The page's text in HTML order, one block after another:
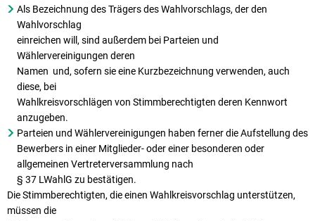
Als Bezeichnung des Trägers des Wahlvorschlags, der den
Wahlvorschlag
einreichen will, sind außerdem bei Parteien und
Wählervereinigungen deren
Namen und, sofern sie eine Kurzbezeichnung verwenden, auch
diese, bei
Wahlkreisvorschlägen von Stimmberechtigten deren Kennwort
anzugeben.
Parteien und Wählervereinigungen haben ferner die Aufstellung des
Bewerbers in einer Mitglieder- oder einer besonderen oder
allgemeinen Vertreterversammlung nach
§ 37 LWahlG zu bestätigen.
Die Stimmberechtigten, die einen Wahlkreisvorschlag unterstützen,
müssen die